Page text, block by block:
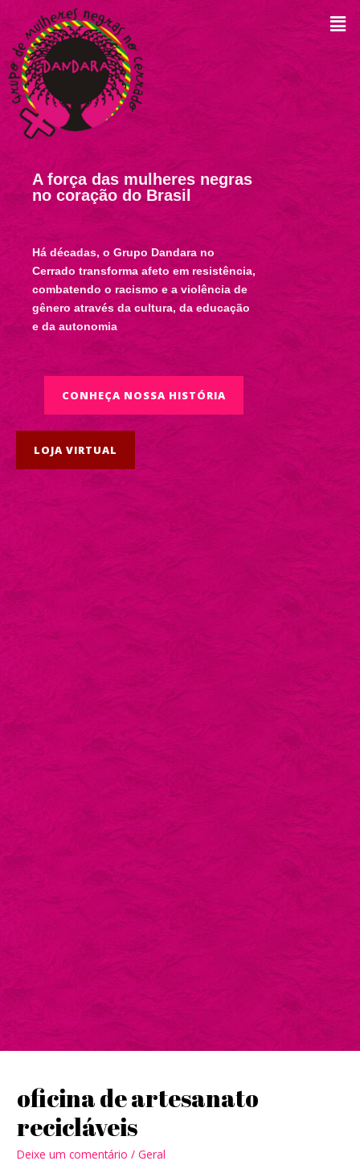
A força das mulheres negras
no coração do Brasil
Há décadas, o Grupo Dandara no
Cerrado transforma afeto em resistência,
combatendo o racismo e a violência de
gênero através da cultura, da educação
e da autonomia
CONHEÇA NOSSA HISTÓRIA
LOJA VIRTUAL
oficina de artesanato
recicláveis
Deixe um comentário /Geral